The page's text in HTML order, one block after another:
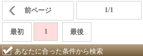
前ページ 1/1
最初 1 最後
あなたに合った条件から検索